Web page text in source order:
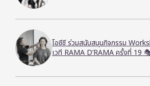
โอซีซี ร่วมสนับสนุนกิจกรรม
เวที RAMA D’RAMA ครั้งที่ 19